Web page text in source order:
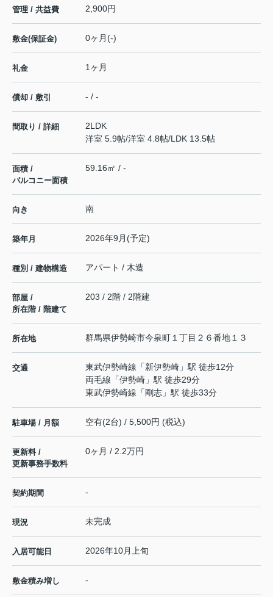
管理 / 共益費 2,900円
敷金(保証金) 0ヶ月(-)
礼金 1ヶ月
償却 / 敷引 - / -
間取り / 詳細
2LDK
洋室 5.9帖/洋室 4.8帖/LDK 13.5帖
面積 /
バルコニー面積
59.16㎡ / -
向き 南
築年月 2026年9月(予定)
種別 / 建物構造 アパート / 木造
部屋 /
所在階 / 階建て
203 / 2階 / 2階建
所在地 群馬県伊勢崎市今泉町 １丁目２６番地１３
交通 東武伊勢崎線 「新伊勢崎 」駅 徒歩12分
両毛線 「伊勢崎 」駅 徒歩29分
東武伊勢崎線 「剛志 」駅 徒歩33分
駐車場 / 月額 空有(2台) / 5,500円 (税込)
更新料 /
更新事務手数料
0ヶ月 / 2.2万円
契約期間 -
現況 未完成
入居可能日 2026年10月上旬
敷金積み増し -